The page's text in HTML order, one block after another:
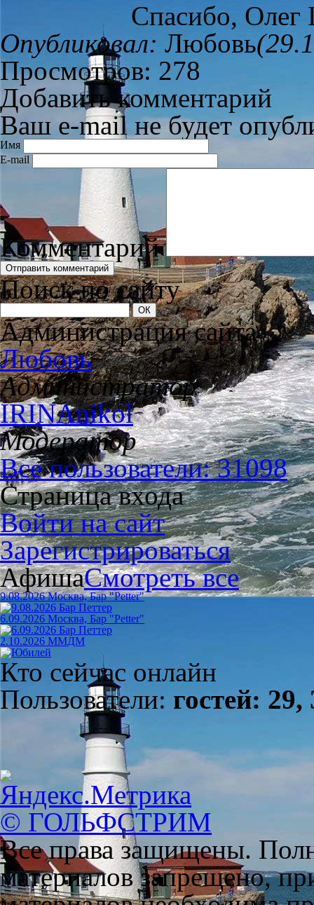
Спасибо, Олег
Опубликовал: Любовь
Просмотров: 278
Добавить комментарий
Ваш e-mail не будет
Имя
E-mail
Комментарий
Поиск по сайту
Администрация сайта
Любовь
Администратор
IRINAnikol
Модератор
Все пользователи: 31098
Страница входа
Войти на сайт
Зарегистрироваться
АфишаСмотреть все
9.08.2026 Москва, Бар "Petter"
6.09.2026 Москва, Бар "Petter"
2.10.2026 ММДМ
Кто сейчас онлайн
Пользователи: гостей: 29,
© ГОЛЬФСТРИМ
Все права защищены.
материалов запрещено,